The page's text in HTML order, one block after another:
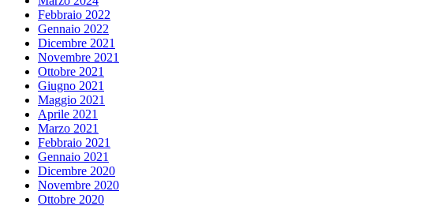
Febbraio 2022
Gennaio 2022
Dicembre 2021
Novembre 2021
Ottobre 2021
Giugno 2021
Maggio 2021
Aprile 2021
Marzo 2021
Febbraio 2021
Gennaio 2021
Dicembre 2020
Novembre 2020
Ottobre 2020